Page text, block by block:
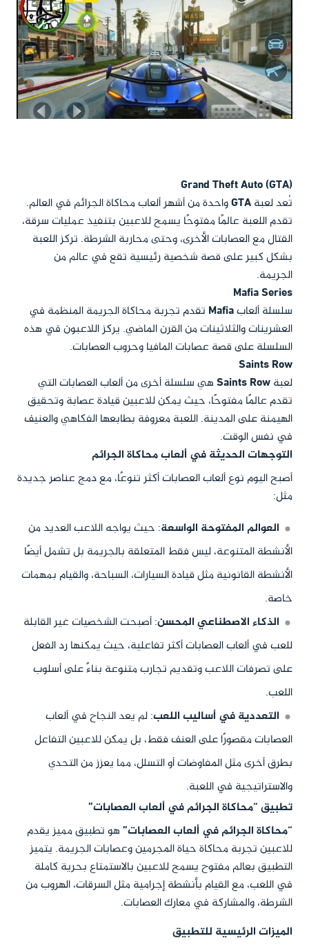
Grand Theft Auto (GTA)
تُعد لعبةGTAواحدة من أشهر ألعاب محاكاة الجرائم في العالم.
تقدم اللعبة عالمًا مفتوحًا يسمح للاعبين بتنفيذ عمليات سرقة،
القتال مع العصابات الأخرى، وحتى محاربة الشرطة. تركز اللعبة
بشكل كبير على قصة شخصية رئيسية تقع في عالم من
الجريمة.
Mafia Series
سلسلة ألعابMafia تقدم تجربة محاكاة الجريمة المنظمة في
العشرينات والثلاثينات من القرن الماضي. يركز اللاعبون في هذه
السلسلة على قصة عصابات المافيا وحروب العصابات.
Saints Row
لعبةSaints Rowهي سلسلة أخرى من ألعاب العصابات التي
تقدم عالمًا مفتوحًا، حيث يمكن للاعبين قيادة عصابة وتحقيق
الهيمنة على المدينة. اللعبة معروفة بطابعها الفكاهي والعنيف
في نفس الوقت.
التوجهات الحديثة في ألعاب محاكاة الجرائم
أصبح اليوم نوع ألعاب العصابات أكثر تنوعًا، مع دمج عناصر جديدة
مثل:
العوالم المفتوحة الواسعة: حيث يواجه اللاعب العديد من
الأنشطة المتنوعة، ليس فقط المتعلقة بالجريمة بل تشمل أيضًا
الأنشطة القانونية مثل قيادة السيارات، السباحة، والقيام بمهمات
خاصة.
الذكاء الاصطناعي المحسن: أصبحت الشخصيات غير القابلة
للعب في ألعاب العصابات أكثر تفاعلية، حيث يمكنها رد الفعل
على تصرفات اللاعب وتقديم تجارب متنوعة بناءً على أسلوب
اللعب.
التعددية في أساليب اللعب: لم يعد النجاح في ألعاب
العصابات مقصورًا على العنف فقط، بل يمكن للاعبين التفاعل
بطرق أخرى مثل المفاوضات أو التسلل، مما يعزز من التحدي
والاستراتيجية في اللعبة.
تطبيق “محاكاة الجرائم في ألعاب العصابات”
“محاكاة الجرائم في ألعاب العصابات”هو تطبيق مميز يقدم
للاعبين تجربة محاكاة حياة المجرمين وعصابات الجريمة. يتميز
التطبيق بعالم مفتوح يسمح للاعبين بالاستمتاع بحرية كاملة
في اللعب، مع القيام بأنشطة إجرامية مثل السرقات، الهروب من
الشرطة، والمشاركة في معارك العصابات.
الميزات الرئيسية للتطبيق